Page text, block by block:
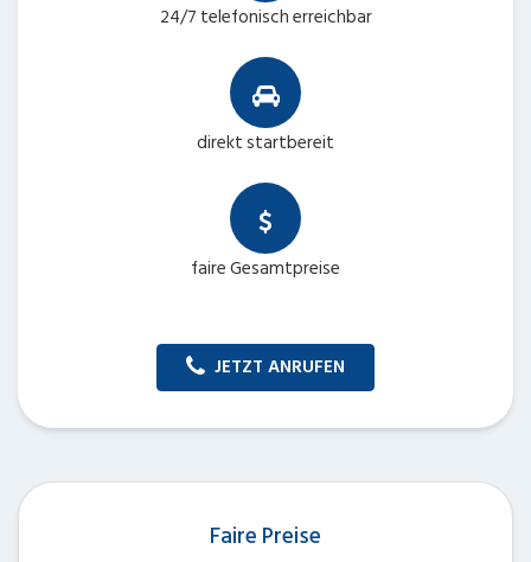
24/7 telefonisch erreichbar
direkt startbereit
faire Gesamtpreise
JETZT ANRUFEN
Faire Preise